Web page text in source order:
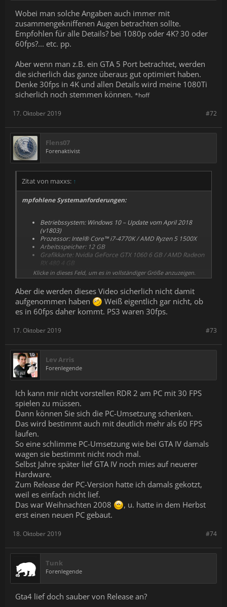
Wobei man solche Angaben auch immer mit
zusammengekniffenen Augen betrachten sollte.
Empfohlen für alle Details? bei 1080p oder 4K? 30 oder
60fps?... etc. pp.
Aber wenn man z.B. ein GTA 5 Port betrachtet, werden
die sicherlich das ganze überaus gut optimiert haben.
Denke 30fps in 4K und allen Details wird meine 1080Ti
sicherlich noch stemmen können. *hoff
#72
17. Oktober 2019
Flens07
Forenaktivist
Zitat von maxxs: ↑
mpfohlene Systemanforderungen:
Betriebssystem: Windows 10 – Update vom April 2018
(v1803)
Prozessor: Intel® Core™ i7-4770K / AMD Ryzen 5 1500X
Arbeitsspeicher: 12 GB
Grafikkarte: Nvidia GeForce GTX 1060 6 GB / AMD Radeon
RX 480 4 GB
Festplatte: 150 GB
Soundkarte: DirectX kompatibel
Klicke in dieses Feld, um es in vollständiger Größe anzuzeigen.
Aber die werden dieses Video sicherlich nicht damit
aufgenommen haben
Weiß eigentlich gar nicht, ob
es in 60fps daher kommt. PS3 waren 30fps.
#73
17. Oktober 2019
Lev Arris
Forenlegende
Ich kann mir nicht vorstellen RDR 2 am PC mit 30 FPS
spielen zu müssen.
Dann können Sie sich die PC-Umsetzung schenken.
Das wird bestimmt auch mit deutlich mehr als 60 FPS
laufen.
So eine schlimme PC-Umsetzung wie bei GTA IV damals
wagen sie bestimmt nicht noch mal.
Selbst Jahre später lief GTA IV noch mies auf neuerer
Hardware.
Zum Release der PC-Version hatte ich damals gekotzt,
weil es einfach nicht lief.
Das war Weihnachten 2008
, u. hatte in dem Herbst
erst einen neuen PC gebaut.
#74
18. Oktober 2019
Tunk
Forenlegende
Gta4 lief doch sauber von Release an?